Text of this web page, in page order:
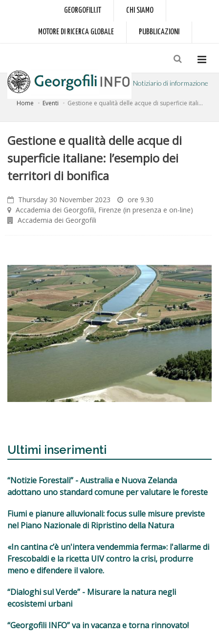
GEORGOFILI.IT CHI SIAMO
MOTORE DI RICERCA GLOBALE PUBBLICAZIONI
Notiziario di informazione
Home Eventi Gestione e qualità delle acque di superficie itali...
Gestione e qualità delle acque di
superficie italiane: l’esempio dei
territori di bonifica
Thursday 30 November 2023
ore 9.30
Accademia dei Georgofili, Firenze (in presenza e on-line)
Accademia dei Georgofili
Ultimi inserimenti
“Notizie Forestali” - Australia e Nuova Zelanda
adottano uno standard comune per valutare le foreste
Fiumi e pianure alluvionali: focus sulle misure previste
nel Piano Nazionale di Ripristino della Natura
«In cantina c’è un'intera vendemmia ferma»: l'allarme di
Frescobaldi e la ricetta UIV contro la crisi, produrre
meno e difendere il valore.
“Dialoghi sul Verde” - Misurare la natura negli
ecosistemi urbani
“Georgofili INFO” va in vacanza e torna rinnovato!